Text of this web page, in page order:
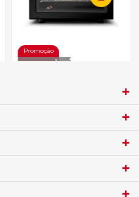
R$ 999,00 R$ 899,00